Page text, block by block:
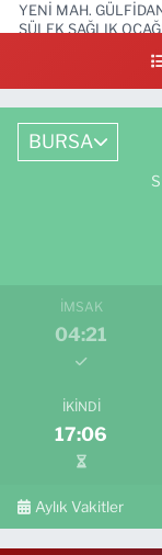
YENİ MAH.
SÜLEK SAĞLIK
0 (531) 239 44 04
BURSA
İMSAK
04:21
İKINDI
17:06
Aylık Vakitler